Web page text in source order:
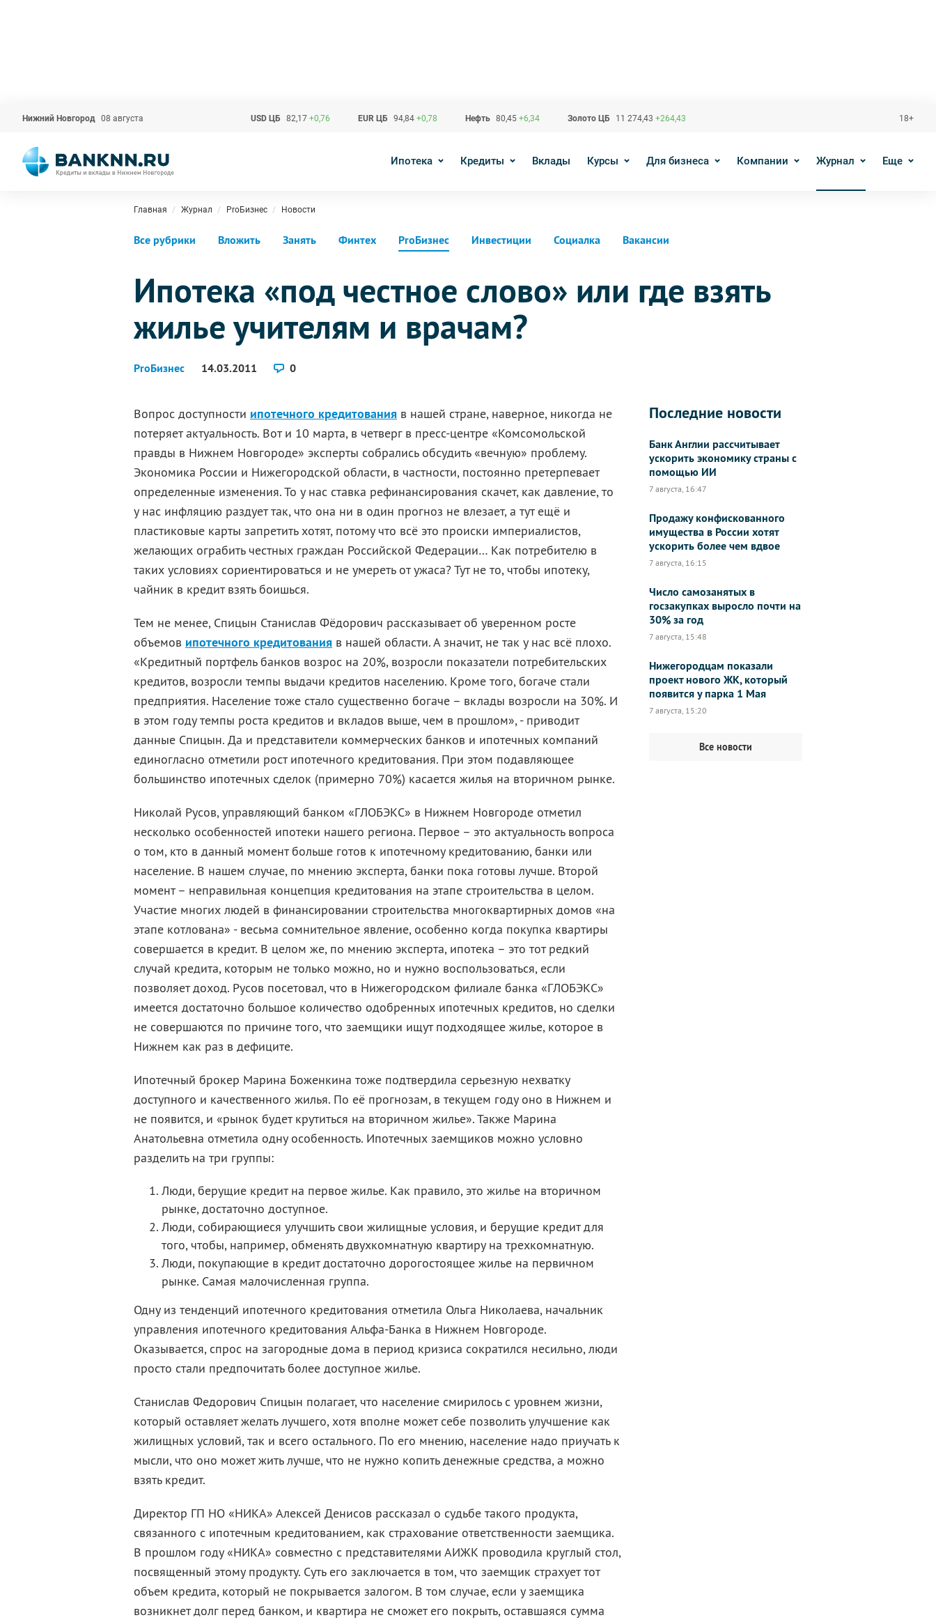
Нижний Новгород 08 августа USD ЦБ 82,17 +0,76 EUR ЦБ 94,84 +0,78 Нефть 80,45 +6,34 Золото ЦБ 11 274,43 +264,43 18+
Ипотека Кредиты Вклады Курсы Для бизнеса Компании Журнал Еще
Главная Журнал ProБизнес Новости
Все рубрики Вложить Занять Финтех ProБизнес Инвестиции Социалка Вакансии
Ипотека «под честное слово» или где взять
жилье учителям и врачам?
ProБизнес 14.03.2011 0
Вопрос доступности ипотечного кредитования в нашей стране, наверное, никогда не
потеряет актуальность. Вот и 10 марта, в четверг в пресс-центре «Комсомольской
правды в Нижнем Новгороде» эксперты собрались обсудить «вечную» проблему.
Экономика России и Нижегородской области, в частности, постоянно претерпевает
определенные изменения. То у нас ставка рефинансирования скачет, как давление, то
у нас инфляцию раздует так, что она ни в один прогноз не влезает, а тут ещё и
пластиковые карты запретить хотят, потому что всё это происки империалистов,
желающих ограбить честных граждан Российской Федерации… Как потребителю в
таких условиях сориентироваться и не умереть от ужаса? Тут не то, чтобы ипотеку,
чайник в кредит взять боишься.
Тем не менее, Спицын Станислав Фёдорович рассказывает об уверенном росте
объемов ипотечного кредитования в нашей области. А значит, не так у нас всё плохо.
«Кредитный портфель банков возрос на 20%, возросли показатели потребительских
кредитов, возросли темпы выдачи кредитов населению. Кроме того, богаче стали
предприятия. Население тоже стало существенно богаче – вклады возросли на 30%. И
в этом году темпы роста кредитов и вкладов выше, чем в прошлом», - приводит
данные Спицын. Да и представители коммерческих банков и ипотечных компаний
единогласно отметили рост ипотечного кредитования. При этом подавляющее
большинство ипотечных сделок (примерно 70%) касается жилья на вторичном рынке.
Николай Русов, управляющий банком «ГЛОБЭКС» в Нижнем Новгороде отметил
несколько особенностей ипотеки нашего региона. Первое – это актуальность вопроса
о том, кто в данный момент больше готов к ипотечному кредитованию, банки или
население. В нашем случае, по мнению эксперта, банки пока готовы лучше. Второй
момент – неправильная концепция кредитования на этапе строительства в целом.
Участие многих людей в финансировании строительства многоквартирных домов «на
этапе котлована» - весьма сомнительное явление, особенно когда покупка квартиры
совершается в кредит. В целом же, по мнению эксперта, ипотека – это тот редкий
случай кредита, которым не только можно, но и нужно воспользоваться, если
позволяет доход. Русов посетовал, что в Нижегородском филиале банка «ГЛОБЭКС»
имеется достаточно большое количество одобренных ипотечных кредитов, но сделки
не совершаются по причине того, что заемщики ищут подходящее жилье, которое в
Нижнем как раз в дефиците.
Ипотечный брокер Марина Боженкина тоже подтвердила серьезную нехватку
доступного и качественного жилья. По её прогнозам, в текущем году оно в Нижнем и
не появится, и «рынок будет крутиться на вторичном жилье». Также Марина
Анатольевна отметила одну особенность. Ипотечных заемщиков можно условно
разделить на три группы:
Люди, берущие кредит на первое жилье. Как правило, это жилье на вторичном
рынке, достаточно доступное.
Люди, собирающиеся улучшить свои жилищные условия, и берущие кредит для
того, чтобы, например, обменять двухкомнатную квартиру на трехкомнатную.
Люди, покупающие в кредит достаточно дорогостоящее жилье на первичном
рынке. Самая малочисленная группа.
Одну из тенденций ипотечного кредитования отметила Ольга Николаева, начальник
управления ипотечного кредитования Альфа-Банка в Нижнем Новгороде.
Оказывается, спрос на загородные дома в период кризиса сократился несильно, люди
просто стали предпочитать более доступное жилье.
Станислав Федорович Спицын полагает, что население смирилось с уровнем жизни,
который оставляет желать лучшего, хотя вполне может себе позволить улучшение как
жилищных условий, так и всего остального. По его мнению, население надо приучать к
мысли, что оно может жить лучше, что не нужно копить денежные средства, а можно
взять кредит.
Директор ГП НО «НИКА» Алексей Денисов рассказал о судьбе такого продукта,
связанного с ипотечным кредитованием, как страхование ответственности заемщика.
В прошлом году «НИКА» совместно с представителями АИЖК проводила круглый стол,
посвященный этому продукту. Суть его заключается в том, что заемщик страхует тот
объем кредита, который не покрывается залогом. В том случае, если у заемщика
возникнет долг перед банком, и квартира не сможет его покрыть, оставшаяся сумма
Последние новости
Банк Англии рассчитывает
ускорить экономику страны с
помощью ИИ
7 августа, 16:47
Продажу конфискованного
имущества в России хотят
ускорить более чем вдвое
7 августа, 16:15
Число самозанятых в
госзакупках выросло почти на
30% за год
7 августа, 15:48
Нижегородцам показали
проект нового ЖК, который
появится у парка 1 Мая
7 августа, 15:20
Все новости